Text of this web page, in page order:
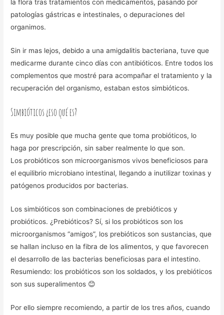
la flora tras tratamientos con medicamentos, pasando por
patologías gástricas e intestinales, o depuraciones del
organimos.
Sin ir mas lejos, debido a una amigdalitis bacteriana, tuve que
medicarme durante cinco días con antibióticos. Entre todos los
complementos que mostré para acompañar el tratamiento y la
recuperación del organismo, estaban estos simbióticos.
Simbióticos ¿eso qué es?
Es muy posible que mucha gente que toma probióticos, lo
haga por prescripción, sin saber realmente lo que son.
Los probióticos son microorganismos vivos beneficiosos para
el equilibrio microbiano intestinal, llegando a inutilizar toxinas y
patógenos producidos por bacterias.
Los simbióticos son combinaciones de prebióticos y
probióticos. ¿Prebióticos? Sí, si los probióticos son los
microorganismos “amigos”, los prebióticos son sustancias, que
se hallan incluso en la fibra de los alimentos, y que favorecen
el desarrollo de las bacterias beneficiosas para el intestino.
Resumiendo: los probióticos son los soldados, y los prebióticos
son sus superalimentos 😊
Por ello siempre recomiendo, a partir de los tres años, cuando